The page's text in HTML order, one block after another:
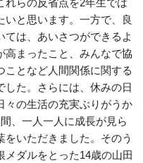
いと思います。一方で、良
は、あいさつができるよ
高まったこと、みんなで協
ことなど人間関係に関する
した。さらには、休みの日
々の生活の充実ぶりがうか
、一人一人に成長が見ら
いただきました。そのう
メダルをとった14歳の山田